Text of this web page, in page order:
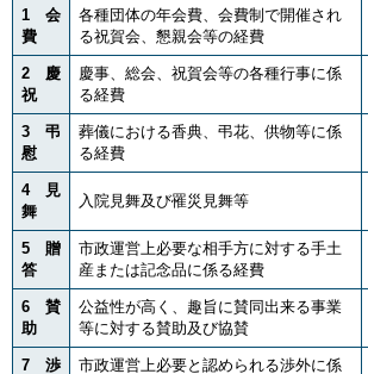
1 会
費
各種団体の年会費、会費制で開催され
る祝賀会、懇親会等の経費
2 慶
祝
慶事、総会、祝賀会等の各種行事に係
る経費
3 弔
慰
葬儀における香典、弔花、供物等に係
る経費
4 見
舞
入院見舞及び罹災見舞等
5 贈
答
市政運営上必要な相手方に対する手土
産または記念品に係る経費
6 賛
助
公益性が高く、趣旨に賛同出来る事業
等に対する賛助及び協賛
7 渉
市政運営上必要と認められる渉外に係